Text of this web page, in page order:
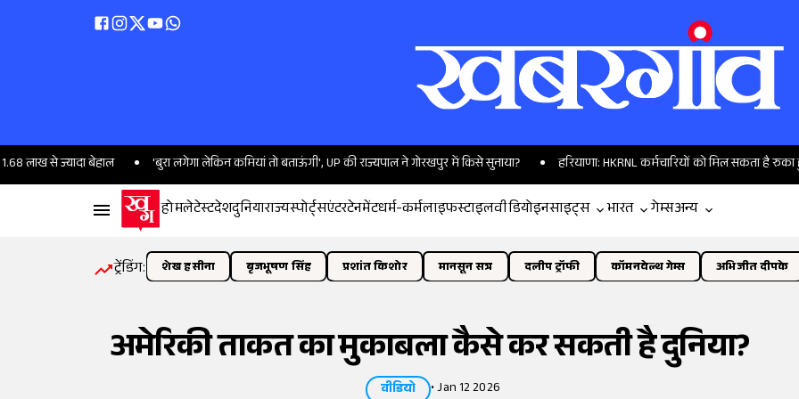
बेहाल 'बुरा लगेगा लेकिन कमियां तो बताऊंगी', UP की राज्यपाल ने गोरखपुर में किसे सुनाया? हरियाणा: HKRNL कर्मचारियों को मिल सकता है रुका हुआ वेतन, 10
होमलेटेस्टदेशदुनियाराज्यस्पोर्ट्सएंटरटेनमेंटधर्म-कर्मलाइफस्टाइलवीडियोइनसाइट्स भारत गेम्सअन्य
ट्रेंडिंग: शेख हसीना बृजभूषण सिंह प्रशांत किशोर मानसून सत्र दलीप ट्रॉफी कॉमनवेल्थ गेम्स अभिजीत दीपके
अमेरिकी ताकत का मुकाबला कैसे कर सकती है दुनिया?
वीडियो •Jan 12 2026